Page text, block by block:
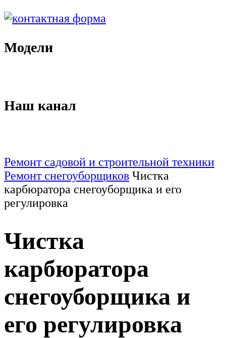
Модели
Наш канал
Ремонт садовой и строительной техники
Ремонт снегоуборщиков Чистка
карбюратора снегоуборщика и его
регулировка
Чистка
карбюратора
снегоуборщика и
его регулировка